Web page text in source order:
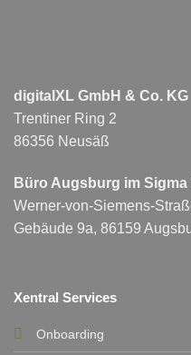
digitalXL GmbH & Co. KG
Trentiner Ring 2
86356 Neusäß
Büro Augsburg im
Werner-von-Siemens-
Gebäude 9a, 86159
Xentral Services
Onboarding